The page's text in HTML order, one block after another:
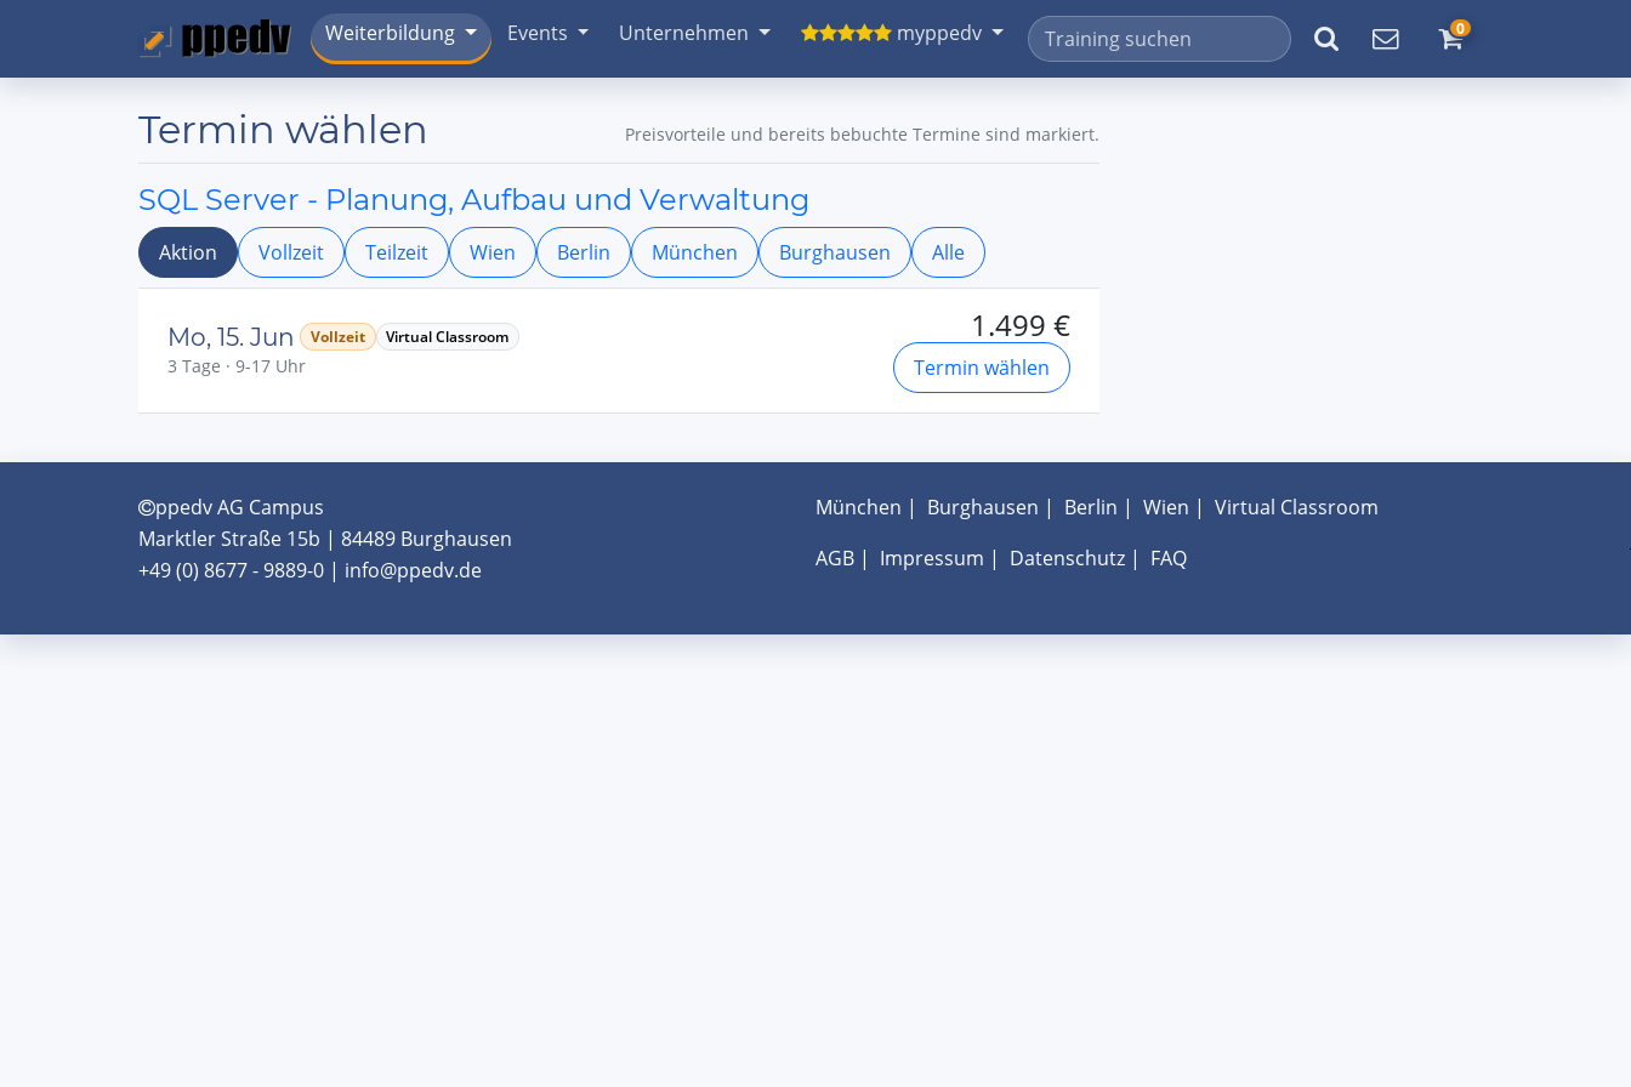
Weiterbildung Events Unternehmen myppedv 0
Termin wählen Preisvorteile und bereits bebuchte Termine sind markiert.
SQL Server - Planung, Aufbau und Verwaltung
Aktion Vollzeit Teilzeit Wien Berlin München Burghausen Alle
Mo, 15. Jun Vollzeit Virtual Classroom
3 Tage · 9-17 Uhr
1.499 €
Termin wählen
ppedv AG Campus
Marktler Straße 15b | 84489 Burghausen
+49 (0) 8677 - 9889-0 | info@ppedv.de
München | Burghausen | Berlin | Wien | Virtual Classroom
AGB| Impressum | Datenschutz| FAQ